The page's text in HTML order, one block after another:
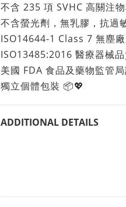
不含 235 項 SVHC 高關注
不含螢光劑，無乳膠，抗過
ISO14644-1 Class 7 無塵
ISO13485:2016 醫療器械
美國 FDA 食品及藥物監管
獨立個體包裝 📦💖
ADDITIONAL DETAILS